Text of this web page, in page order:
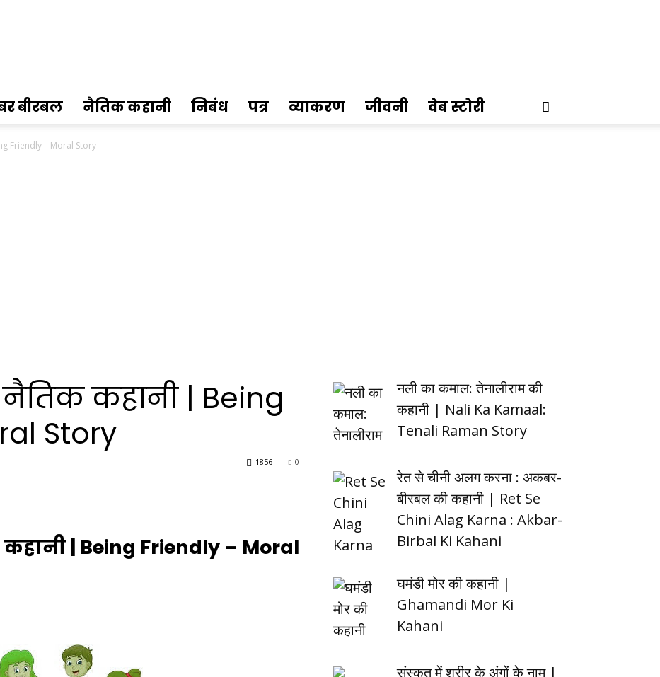
बीरबल नैतिक कहानी निबंध पत्र व्याकरण जीवनी वेब स्टोरी
Friendly – Moral Story
नैतिक कहानी | Being
Story
0
1856
| Being Friendly – Moral
नली का कमाल: तेनालीराम की
कहानी | Nali Ka Kamaal:
Tenali Raman Story
रेत से चीनी अलग करना : अकबर-
बीरबल की कहानी | Ret Se
Chini Alag Karna : Akbar-
Birbal Ki Kahani
घमंडी मोर की कहानी |
Ghamandi Mor Ki
Kahani
संस्कृत में शरीर के अंगों के नाम |